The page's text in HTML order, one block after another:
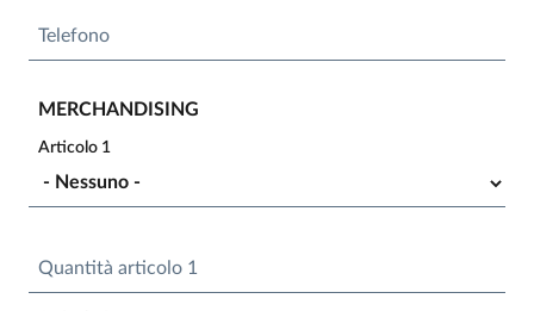
Telefono
MERCHANDISING
Articolo 1
Quantità articolo 1